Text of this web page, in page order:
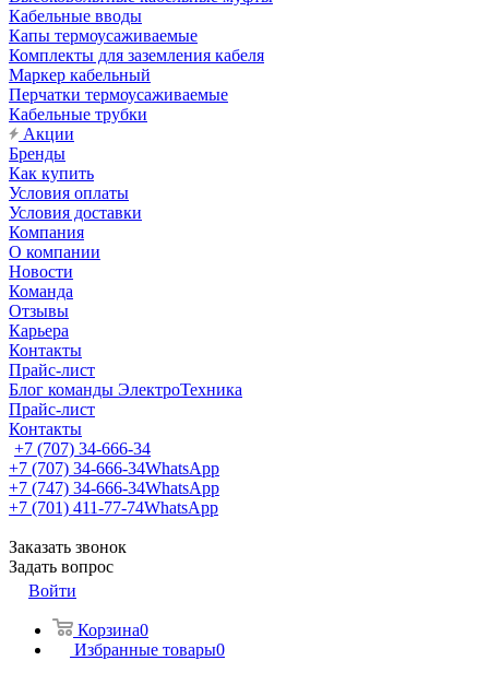
Кабельные вводы
Капы термоусаживаемые
Комплекты для заземления кабеля
Маркер кабельный
Перчатки термоусаживаемые
Кабельные трубки
Акции
Бренды
Как купить
Условия оплаты
Условия доставки
Компания
О компании
Новости
Команда
Отзывы
Карьера
Контакты
Прайс-лист
Блог команды ЭлектроТехника
Прайс-лист
Контакты
+7 (707) 34-666-34
+7 (707) 34-666-34WhatsApp
+7 (747) 34-666-34WhatsApp
+7 (701) 411-77-74WhatsApp
Заказать звонок
Задать вопрос
Войти
Корзина0
Избранные товары0